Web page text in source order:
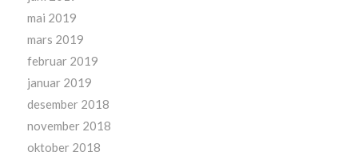
mai 2019
mars 2019
februar 2019
januar 2019
desember 2018
november 2018
oktober 2018